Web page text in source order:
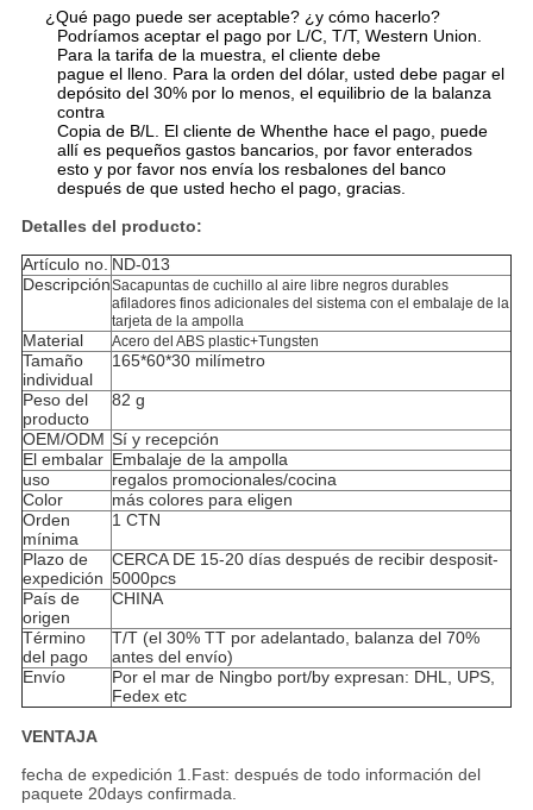
¿Qué pago puede ser aceptable? ¿y cómo hacerlo?
Podríamos aceptar el pago por L/C, T/T, Western Union.
Para la tarifa de la muestra, el cliente debe
pague el lleno. Para la orden del dólar, usted debe pagar el
depósito del 30% por lo menos, el equilibrio de la balanza
contra
Copia de B/L. El cliente de Whenthe hace el pago, puede
allí es pequeños gastos bancarios, por favor enterados
esto y por favor nos envía los resbalones del banco
después de que usted hecho el pago, gracias.
Detalles del producto:
Artículo no. ND-013
DescripciónSacapuntas de cuchillo al aire libre negros durables
afiladores finos adicionales del sistema con el embalaje de la
tarjeta de la ampolla
Material Acero del ABS plastic+Tungsten
Tamaño
individual
165*60*30 milímetro
Peso del
producto
82 g
OEM/ODM Sí y recepción
El embalar Embalaje de la ampolla
uso
regalos promocionales/cocina
Color
más colores para eligen
Orden
mínima
1 CTN
Plazo de
expedición
CERCA DE 15-20 días después de recibir desposit-
5000pcs
País de
origen
CHINA
Término
del pago
T/T (el 30% TT por adelantado, balanza del 70%
antes del envío)
Envío
Por el mar de Ningbo port/by expresan: DHL, UPS,
Fedex etc
VENTAJA
fecha de expedición 1.Fast: después de todo información del
paquete 20days confirmada.